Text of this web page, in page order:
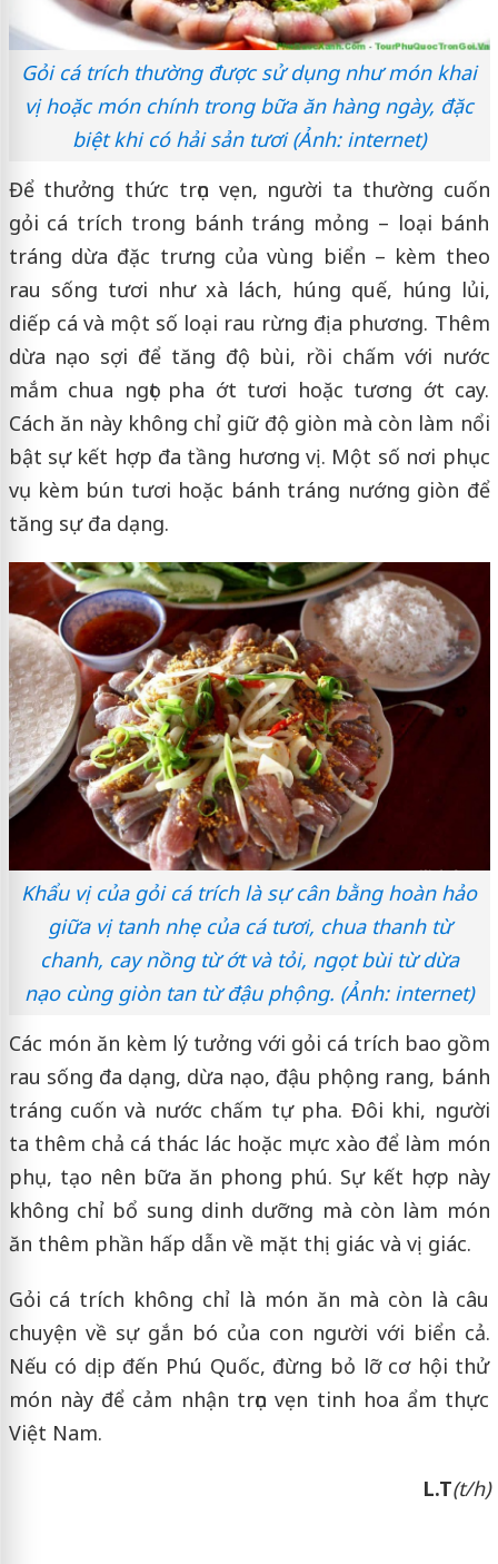
Gỏi cá trích thường được sử dụng như món khai
vị hoặc món chính trong bữa ăn hàng ngày, đặc
biệt khi có hải sản tươi (Ảnh: internet)
Để thưởng thức trọn vẹn, người ta thường cuốn
gỏi cá trích trong bánh tráng mỏng – loại bánh
tráng dừa đặc trưng của vùng biển – kèm theo
rau sống tươi như xà lách, húng quế, húng lủi,
diếp cá và một số loại rau rừng địa phương. Thêm
dừa nạo sợi để tăng độ bùi, rồi chấm với nước
mắm chua ngọt pha ớt tươi hoặc tương ớt cay.
Cách ăn này không chỉ giữ độ giòn mà còn làm nổi
bật sự kết hợp đa tầng hương vị. Một số nơi phục
vụ kèm bún tươi hoặc bánh tráng nướng giòn để
tăng sự đa dạng.
Khẩu vị của gỏi cá trích là sự cân bằng hoàn hảo
giữa vị tanh nhẹ của cá tươi, chua thanh từ
chanh, cay nồng từ ớt và tỏi, ngọt bùi từ dừa
nạo cùng giòn tan từ đậu phộng. (Ảnh: internet)
Các món ăn kèm lý tưởng với gỏi cá trích bao gồm
rau sống đa dạng, dừa nạo, đậu phộng rang, bánh
tráng cuốn và nước chấm tự pha. Đôi khi, người
ta thêm chả cá thác lác hoặc mực xào để làm món
phụ, tạo nên bữa ăn phong phú. Sự kết hợp này
không chỉ bổ sung dinh dưỡng mà còn làm món
ăn thêm phần hấp dẫn về mặt thị giác và vị giác.
Gỏi cá trích không chỉ là món ăn mà còn là câu
chuyện về sự gắn bó của con người với biển cả.
Nếu có dịp đến Phú Quốc, đừng bỏ lỡ cơ hội thử
món này để cảm nhận trọn vẹn tinh hoa ẩm thực
Việt Nam.
L.T(t/h)